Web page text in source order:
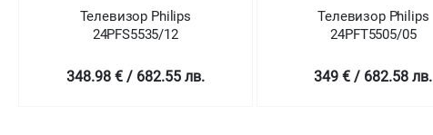
Телевизор Philips
24PFS5535/12
348.98 € / 682.55 лв.
Телевизор Philips
24PFT5505/05
349 € / 682.58 лв.